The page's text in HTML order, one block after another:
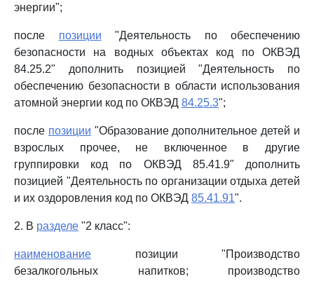
энергии";
после позиции "Деятельность по обеспечению
безопасности на водных объектах код по ОКВЭД
84.25.2" дополнить позицией "Деятельность по
обеспечению безопасности в области использования
атомной энергии код по ОКВЭД 84.25.3";
после позиции "Образование дополнительное детей и
взрослых прочее, не включенное в другие
группировки код по ОКВЭД 85.41.9" дополнить
позицией "Деятельность по организации отдыха детей
и их оздоровления код по ОКВЭД 85.41.91".
2. В разделе "2 класс":
наименование позиции "Производство
безалкогольных напитков; производство